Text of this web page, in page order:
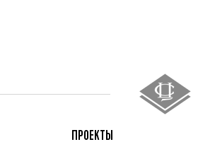
ПРОЕКТЫ